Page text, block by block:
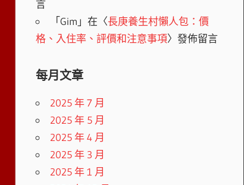
言
「Gim 」在〈長庚養生村懶人包：價
格、入住率、評價和注意事項〉發佈留言
每月文章
2025 年 7 月
2025 年 5 月
2025 年 4 月
2025 年 3 月
2025 年 1 月